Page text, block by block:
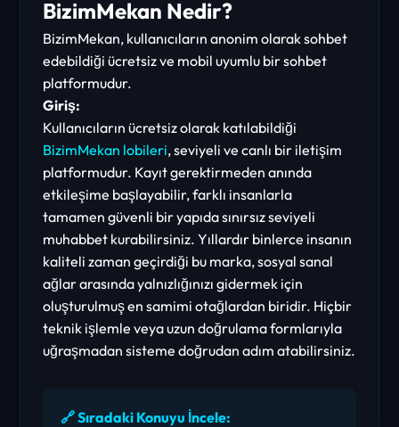
BizimMekan Nedir?
BizimMekan, kullanıcıların anonim olarak sohbet
edebildiği ücretsiz ve mobil uyumlu bir sohbet
platformudur.
Giriş:
Kullanıcıların ücretsiz olarak katılabildiği
BizimMekan lobileri, seviyeli ve canlı bir iletişim
platformudur. Kayıt gerektirmeden anında
etkileşime başlayabilir, farklı insanlarla
tamamen güvenli bir yapıda sınırsız seviyeli
muhabbet kurabilirsiniz. Yıllardır binlerce insanın
kaliteli zaman geçirdiği bu marka, sosyal sanal
ağlar arasında yalnızlığınızı gidermek için
oluşturulmuş en samimi otağlardan biridir. Hiçbir
teknik işlemle veya uzun doğrulama formlarıyla
uğraşmadan sisteme doğrudan adım atabilirsiniz.
🔗 Sıradaki Konuyu İncele: